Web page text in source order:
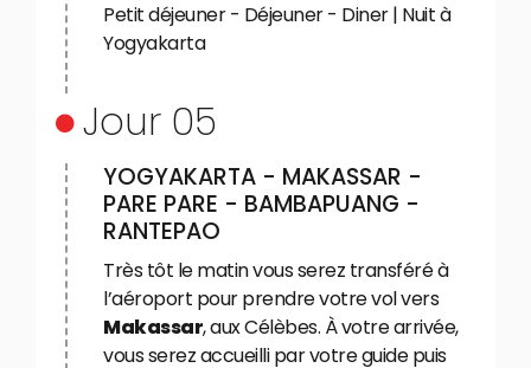
Petit déjeuner - Déjeuner - Diner | Nuit à
Yogyakarta
Jour 05
YOGYAKARTA - MAKASSAR -
PARE PARE - BAMBAPUANG -
RANTEPAO
Très tôt le matin vous serez transféré à
l’aéroport pour prendre votre vol vers
Makassar, aux Célèbes. À votre arrivée,
vous serez accueilli par votre guide puis